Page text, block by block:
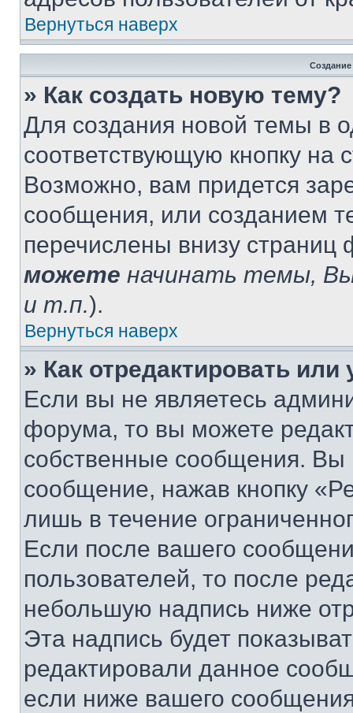
Вернуться наверх
» Как создать новую тему?
Для создания новой темы в
соответствующую кнопку
Возможно, вам придется
сообщения, или созданием
перечислены внизу
можете начинать темы,
и т.п.).
Вернуться наверх
» Как отредактировать
Если вы не являетесь
форума, то вы можете
собственные сообщения. Вы
сообщение, нажав кнопку
лишь в течение
Если после вашего
пользователей, то после
небольшую надпись ниже
Эта надпись будет
редактировали данное
если ниже вашего